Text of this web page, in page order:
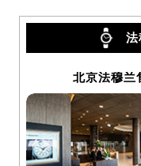
法
北京法穆兰